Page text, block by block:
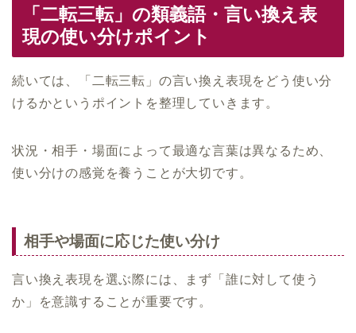
「二転三転」の類義語・言い換え表
現の使い分けポイント
続いては、「二転三転」の言い換え表現をどう使い分
けるかというポイントを整理していきます。
状況・相手・場面によって最適な言葉は異なるため、
使い分けの感覚を養うことが大切です。
相手や場面に応じた使い分け
言い換え表現を選ぶ際には、まず「誰に対して使う
か」を意識することが重要です。